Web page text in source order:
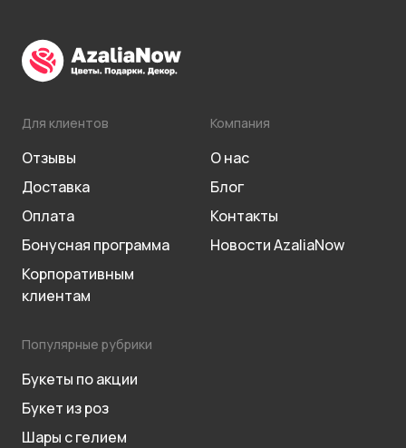
Для клиентов
Отзывы
Доставка
Оплата
Бонусная программа
Корпоративным
клиентам
Компания
О нас
Блог
Контакты
Новости AzaliaNow
Популярные рубрики
Букеты по акции
Букет из роз
Шары с гелием